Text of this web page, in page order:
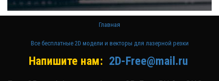
Главная
Все бесплатные 2D модели и векторы для лазерной резки
Напишите нам: 2D-Free@mail.ru